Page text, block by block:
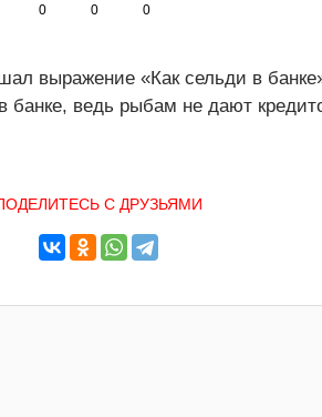
0 0 0
выражение «Как сельди в
банке, ведь рыбам не дают
С ДРУЗЬЯМИ